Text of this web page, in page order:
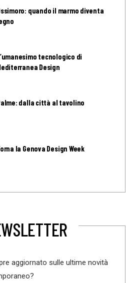
quando il marmo diventa
tecnologico di
Design
dalla città al tavolino
la Genova Design Week
aggiornato sulle ultime novità